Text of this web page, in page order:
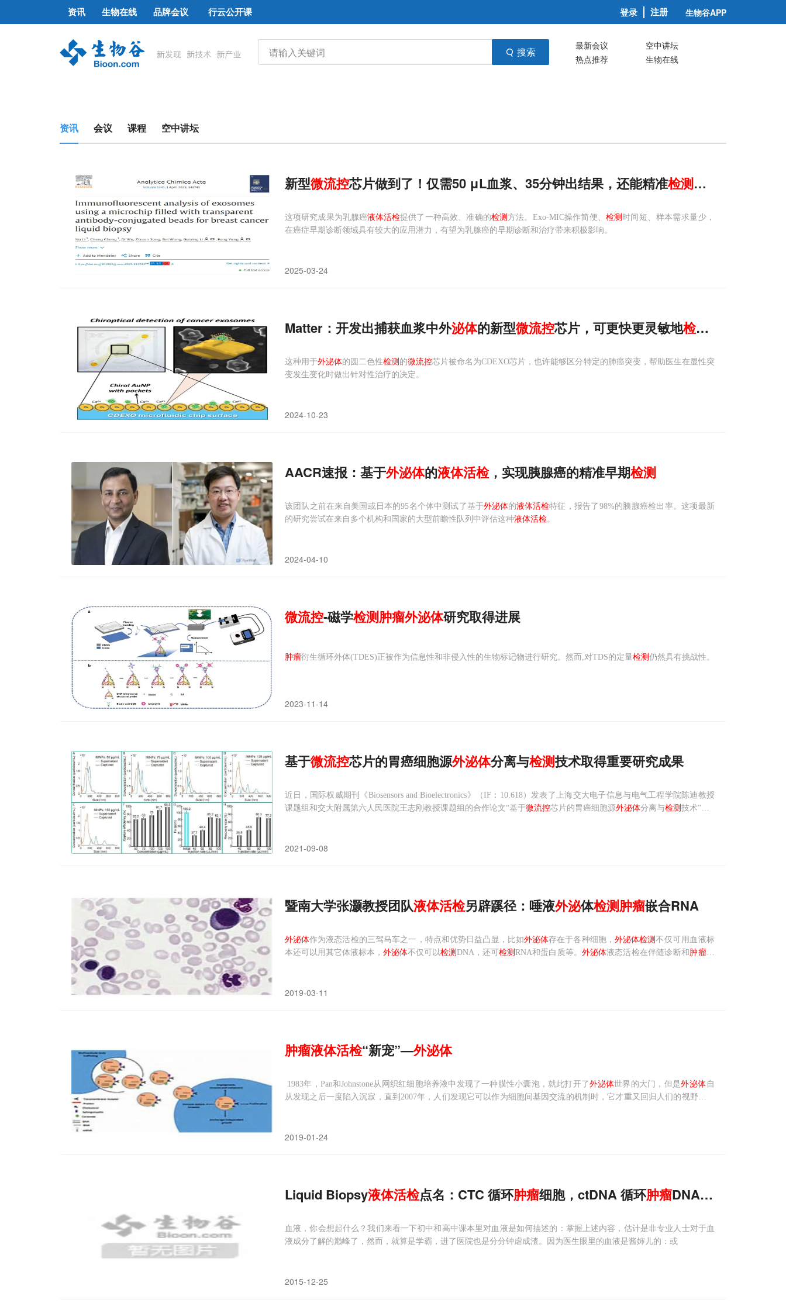
资讯 生物在线 品牌会议 行云公开课 登录 注册 生物谷APP
搜索 最新会议
空中讲坛
热点推荐
生物在线
资讯 会议 课程 空中讲坛
新型微流控芯片做到了！仅需50 μL血浆、35分钟出结果，还能精准检测外
这项研究成果为乳腺癌液体活检提供了一种高效、准确的检测 方法。Exo-MIC操作简便、 检测 时间短、样本需求量少，
在癌症早期诊断领域具有较大的应用潜力，有望为乳腺癌的早期诊断和治疗带来积极影响。
2025-03-24
Matter：开发出捕获血浆中外泌体的新型微流控芯片，可更快更灵敏地检测
这种用于外泌体的圆二色性检测 的微流控芯片被命名为CDEXO芯片，也许能够区分特定的肺癌突变，帮助医生在显性突
变发生变化时做出针对性治疗的决定。
2024-10-23
AACR速报：基于外泌体的液体活检，实现胰腺癌的精准早期检测
该团队之前在来自美国或日本的95名个体中测试了基于外泌体的液体活检特征，报告了98%的胰腺癌检出率。这项最新
的研究尝试在来自多个机构和国家的大型前瞻性队列中评估这种液体活检。
2024-04-10
微流控-磁学检测肿瘤外泌体研究取得进展
肿瘤衍生循环外体(TDES)正被作为信息性和非侵入性的生物标记物进行研究。然而,对TDS的定量检测 仍然具有挑战性。
2023-11-14
基于微流控芯片的胃癌细胞源外泌体分离与检测技术取得重要研究成果
近日，国际权威期刊《Biosensors and Bioelectronics》（IF：10.618）发表了上海交大电子信息与电气工程学院陈迪教授
课题组和交大附属第六人民医院王志刚教授课题组的合作论文“基于微流控芯片的胃癌细胞源外泌体分离与检测 技术”（E
2021-09-08
暨南大学张灏教授团队液体活检另辟蹊径：唾液外泌体检测肿瘤嵌合RNA
外泌体作为液态活检的三驾马车之一，特点和优势日益凸显，比如外泌体存在于各种细胞， 外泌体检测 不仅可用血液标
本还可以用其它体液标本， 外泌体不仅可以检测 DNA，还可检测 RNA和蛋白质等。 外泌体液态活检在伴随诊断和 肿瘤早
2019-03-11
肿瘤液体活检“新宠”—外泌体
1983年，Pan和Johnstone从网织红细胞培养液中发现了一种膜性小囊泡，就此打开了外泌体世界的大门，但是外泌体 自
从发现之后一度陷入沉寂，直到2007年，人们发现它可以作为细胞间基因交流的机制时，它才重又回归人们的视野，并
2019-01-24
Liquid Biopsy液体活检点名：CTC 循环肿瘤细胞，ctDNA 循环肿瘤DNA，
血液，你会想起什么？我们来看一下初中和高中课本里对血液是如何描述的：掌握上述内容，估计是非专业人士对于血
液成分了解的巅峰了，然而，就算是学霸，进了医院也是分分钟虐成渣。因为医生眼里的血液是酱婶儿的：或
2015-12-25